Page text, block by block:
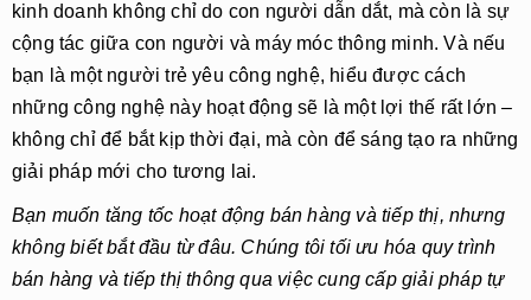
kinh doanh không chỉ do con người dẫn dắt, mà còn là sự
cộng tác giữa con người và máy móc thông minh. Và nếu
bạn là một người trẻ yêu công nghệ, hiểu được cách
những công nghệ này hoạt động sẽ là một lợi thế rất lớn –
không chỉ để bắt kịp thời đại, mà còn để sáng tạo ra những
giải pháp mới cho tương lai.
Bạn muốn tăng tốc hoạt động bán hàng và tiếp thị, nhưng
không biết bắt đầu từ đâu. Chúng tôi tối ưu hóa quy trình
bán hàng và tiếp thị thông qua việc cung cấp giải pháp tự